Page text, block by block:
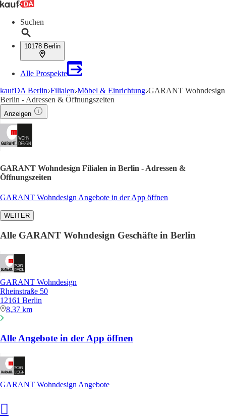
Suchen
10178 Berlin
Alle Prospekte
kaufDA Berlin Filialen Möbel & Einrichtung GARANT Wohndesign
Berlin - Adressen & Öffnungszeiten
Anzeigen
GARANT Wohndesign Filialen in Berlin - Adressen &
Öffnungszeiten
GARANT Wohndesign Angebote in der App öffnen
WEITER
Alle GARANT Wohndesign Geschäfte in Berlin
GARANT Wohndesign
Rheinstraße 50
12161 Berlin
8,37 km
Alle Angebote in der App öffnen
GARANT Wohndesign Angebote